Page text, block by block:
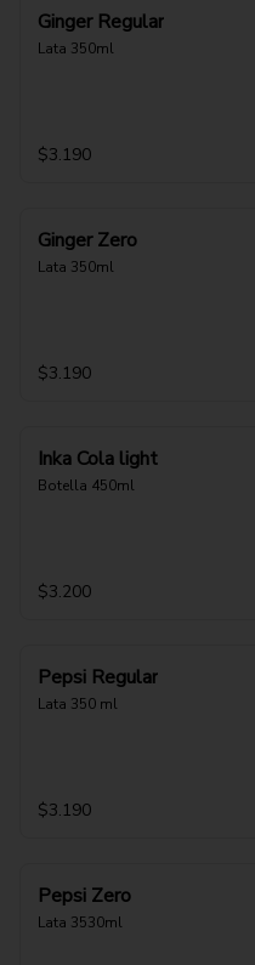
Ginger Regular
Lata 350ml
$3.190
Ginger Zero
Lata 350ml
$3.190
Inka Cola light
Botella 450ml
$3.200
Pepsi Regular
Lata 350 ml
$3.190
Pepsi Zero
Lata 3530ml